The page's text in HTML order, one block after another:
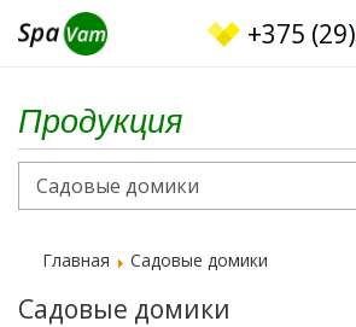
+375 (29)
Продукция
Главная Садовые домики
Садовые домики